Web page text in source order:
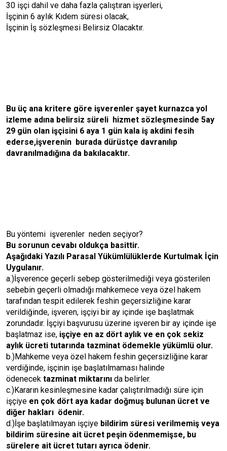
30 işçi dahil ve daha fazla çalıştıran işyerleri,
İşçinin 6 aylık Kıdem süresi olacak,
İşçinin İş sözleşmesi Belirsiz Olacaktır.
Bu üç ana kritere göre işverenler şayet kurnazca yol
izleme adına belirsiz süreli hizmet sözleşmesinde 5ay
29 gün olan işçisini 6 aya 1 gün kala iş akdini fesih
ederse,işverenin burada dürüstçe davranılıp
davranılmadığına da bakılacaktır.
Bu yöntemi işverenler neden seçiyor?
Bu sorunun cevabı oldukça basittir.
Aşağıdaki Yazılı Parasal Yükümlülüklerde Kurtulmak İçin
Uygulanır.
a.)İşverence geçerli sebep gösterilmediği veya gösterilen
sebebin geçerli olmadığı mahkemece veya özel hakem
tarafından tespit edilerek feshin geçersizliğine karar
verildiğinde, işveren, işçiyi bir ay içinde işe başlatmak
zorundadır. İşçiyi başvurusu üzerine işveren bir ay içinde işe
başlatmaz ise, işçiye en az dört aylık ve en çok sekiz
aylık ücreti tutarında tazminat ödemekle yükümlü olur.
b.)Mahkeme veya özel hakem feshin geçersizliğine karar
verdiğinde, işçinin işe başlatılmaması halinde
ödenecek tazminat miktarını da belirler.
c.)Kararın kesinleşmesine kadar çalıştırılmadığı süre için
işçiye en çok dört aya kadar doğmuş bulunan ücret ve
diğer hakları ödenir.
d.)İşe başlatılmayan işçiye bildirim süresi verilmemiş veya
bildirim süresine ait ücret peşin ödenmemişse, bu
sürelere ait ücret tutarı ayrıca ödenir.